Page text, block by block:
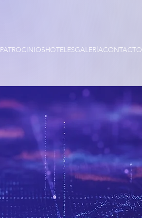
PATROCINIOSHOTELESGALERÍACONTACTO